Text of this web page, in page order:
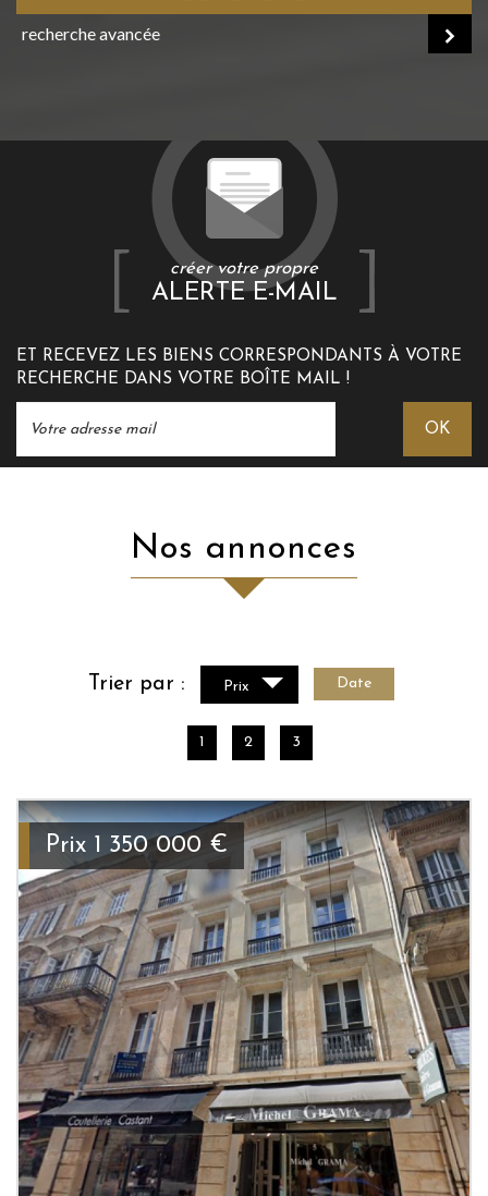
recherche avancée
créer votre propre
ALERTE E-MAIL
ET RECEVEZ LES BIENS CORRESPONDANTS À VOTRE
RECHERCHE DANS VOTRE BOÎTE MAIL !
OK
Nos annonces
Trier par : Prix Date
1 2 3
Prix 1 350 000 €